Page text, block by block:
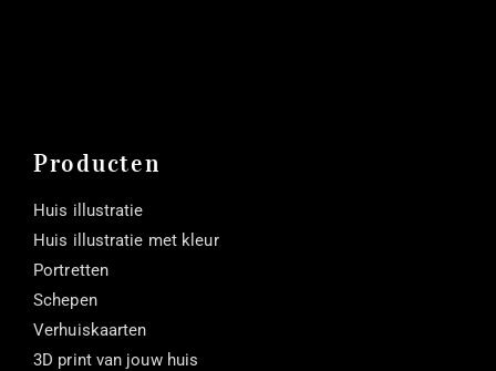
Producten
Huis illustratie
Huis illustratie met kleur
Portretten
Schepen
Verhuiskaarten
3D print van jouw huis